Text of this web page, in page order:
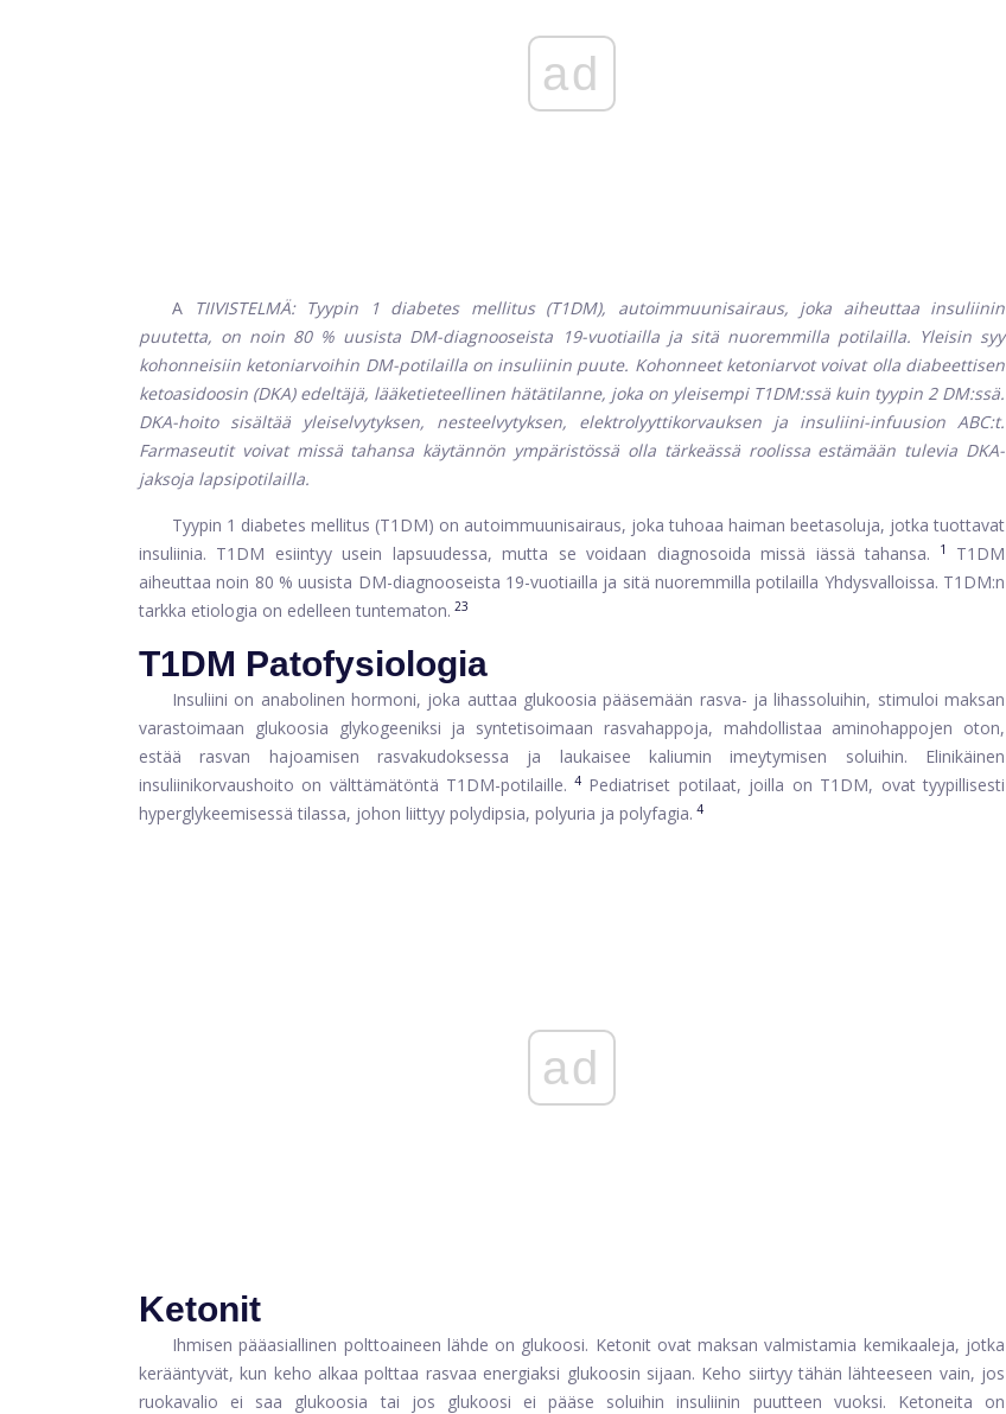
ad
A TIIVISTELMÄ: Tyypin 1 diabetes mellitus (T1DM), autoimmuunisairaus, joka aiheuttaa insuliinin
puutetta, on noin 80 % uusista DM-diagnooseista 19-vuotiailla ja sitä nuoremmilla potilailla. Yleisin syy
kohonneisiin ketoniarvoihin DM-potilailla on insuliinin puute. Kohonneet ketoniarvot voivat olla diabeettisen
ketoasidoosin (DKA) edeltäjä, lääketieteellinen hätätilanne, joka on yleisempi T1DM:ssä kuin tyypin 2 DM:ssä.
DKA-hoito sisältää yleiselvytyksen, nesteelvytyksen, elektrolyyttikorvauksen ja insuliini-infuusion ABC:t.
Farmaseutit voivat missä tahansa käytännön ympäristössä olla tärkeässä roolissa estämään tulevia DKA-
jaksoja lapsipotilailla.
Tyypin 1 diabetes mellitus (T1DM) on autoimmuunisairaus, joka tuhoaa haiman beetasoluja, jotka tuottavat
insuliinia. T1DM esiintyy usein lapsuudessa, mutta se voidaan diagnosoida missä iässä tahansa. 1
T1DM
aiheuttaa noin 80 % uusista DM-diagnooseista 19-vuotiailla ja sitä nuoremmilla potilailla Yhdysvalloissa. T1DM:n
tarkka etiologia on edelleen tuntematon. 23
T1DM Patofysiologia
Insuliini on anabolinen hormoni, joka auttaa glukoosia pääsemään rasva- ja lihassoluihin, stimuloi maksan
varastoimaan glukoosia glykogeeniksi ja syntetisoimaan rasvahappoja, mahdollistaa aminohappojen oton,
estää rasvan hajoamisen rasvakudoksessa ja laukaisee kaliumin imeytymisen soluihin. Elinikäinen
insuliinikorvaushoito on välttämätöntä T1DM-potilaille. 4Pediatriset potilaat, joilla on T1DM, ovat tyypillisesti
hyperglykeemisessä tilassa, johon liittyy polydipsia, polyuria ja polyfagia. 4
ad
Ketonit
Ihmisen pääasiallinen polttoaineen lähde on glukoosi. Ketonit ovat maksan valmistamia kemikaaleja, jotka
kerääntyvät, kun keho alkaa polttaa rasvaa energiaksi glukoosin sijaan. Keho siirtyy tähän lähteeseen vain, jos
ruokavalio ei saa glukoosia tai jos glukoosi ei pääse soluihin insuliinin puutteen vuoksi. Ketoneita on